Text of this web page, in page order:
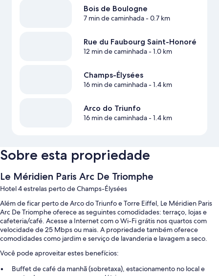
Bois de Boulogne
7 min de caminhada- 0.7 km
Rue du Faubourg Saint-Honoré
12 min de caminhada- 1.0 km
Champs-Élysées
16 min de caminhada- 1.4 km
Arco do Triunfo
16 min de caminhada- 1.4 km
Sobre esta propriedade
Le Méridien Paris Arc De Triomphe
Hotel 4 estrelas perto de Champs-Élysées
Além de ficar perto de Arco do Triunfo e Torre Eiffel, Le Méridien Paris
Arc De Triomphe oferece as seguintes comodidades: terraço, lojas e
cafeteria/café. Acesse a Internet com o Wi-Fi grátis nos quartos com
velocidade de 25 Mbps ou mais. A propriedade também oferece
comodidades como jardim e serviço de lavanderia e lavagem a seco.
Você pode aproveitar estes benefícios:
Buffet de café da manhã (sobretaxa), estacionamento no local e